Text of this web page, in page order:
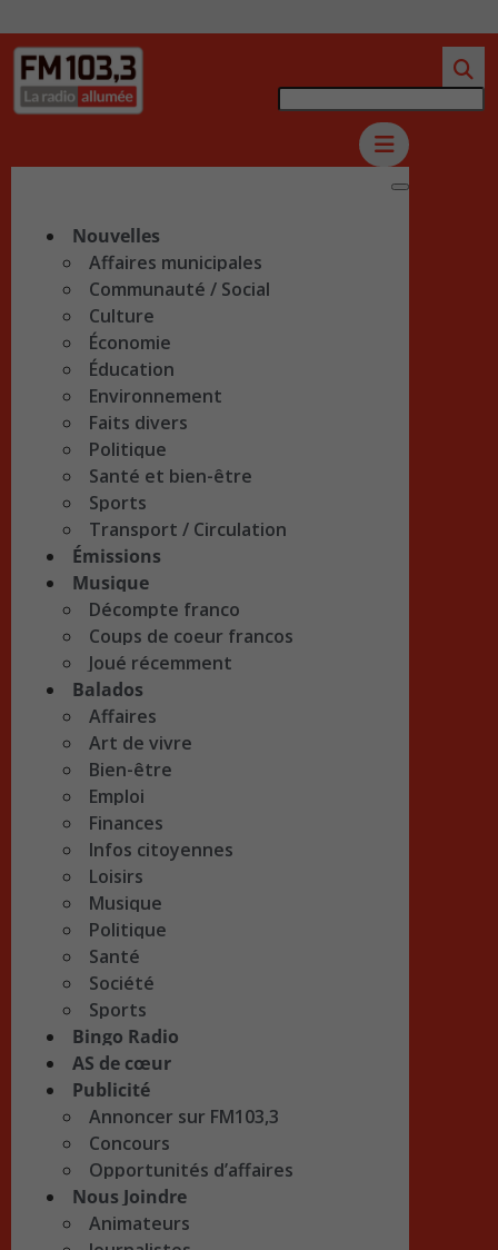
Nouvelles
Affaires municipales
Communauté / Social
Culture
Économie
Éducation
Environnement
Faits divers
Politique
Santé et bien-être
Sports
Transport / Circulation
Émissions
Musique
Décompte franco
Coups de coeur francos
Joué récemment
Balados
Affaires
Art de vivre
Bien-être
Emploi
Finances
Infos citoyennes
Loisirs
Musique
Politique
Santé
Société
Sports
Bingo Radio
AS de cœur
Publicité
Annoncer sur FM103,3
Concours
Opportunités d’affaires
Nous Joindre
Animateurs